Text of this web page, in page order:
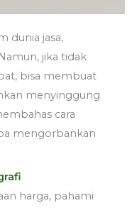
dunia jasa,
jika tidak
bisa membuat
menyinggung
cara
mengorbankan
harga, pahami